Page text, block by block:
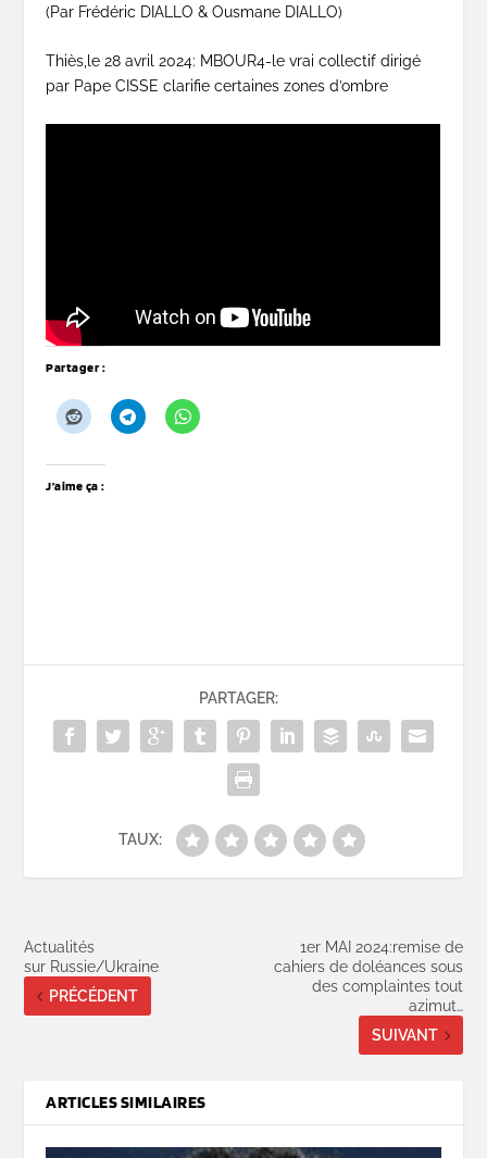
(Par Frédéric DIALLO & Ousmane DIALLO)
Thiès,le 28 avril 2024: MBOUR4-le vrai collectif dirigé
par Pape CISSE clarifie certaines zones d’ombre
Partager :
J’aime ça :
PARTAGER:
TAUX:
Actualités
sur Russie/Ukraine
PRÉCÉDENT
1er MAI 2024:remise de
cahiers de doléances sous
des complaintes tout
azimut…
SUIVANT
ARTICLES SIMILAIRES